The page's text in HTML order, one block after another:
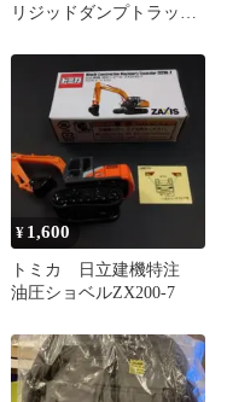
リジッドダンプトラック
¥ 1,600
トミカ 日立建機特注
油圧ショベルZX200-7